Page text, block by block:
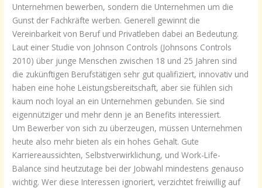
Unternehmen bewerben, sondern die Unternehmen um die
Gunst der Fachkräfte werben. Generell gewinnt die
Vereinbarkeit von Beruf und Privatleben dabei an Bedeutung.
Laut einer Studie von Johnson Controls (Johnsons Controls
2010) über junge Menschen zwischen 18 und 25 Jahren sind
die zukünftigen Berufstätigen sehr gut qualifiziert, innovativ und
haben eine hohe Leistungsbereitschaft, aber sie fühlen sich
kaum noch loyal an ein Unternehmen gebunden. Sie sind
eigennütziger und mehr denn je an Benefits interessiert.
Um Bewerber von sich zu überzeugen, müssen Unternehmen
heute also mehr bieten als ein hohes Gehalt. Gute
Karriereaussichten, Selbstverwirklichung, und Work-Life-
Balance sind heutzutage bei der Jobwahl mindestens genauso
wichtig. Wer diese Interessen ignoriert, verzichtet freiwillig auf